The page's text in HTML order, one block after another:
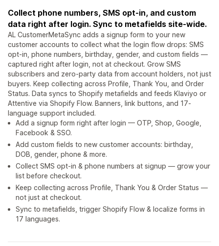
Collect phone numbers, SMS opt-in, and custom
data right after login. Sync to metafields site-wide.
AL CustomerMetaSync adds a signup form to your new
customer accounts to collect what the login flow drops: SMS
opt-in, phone numbers, birthday, gender, and custom fields —
captured right after login, not at checkout. Grow SMS
subscribers and zero-party data from account holders, not just
buyers. Keep collecting across Profile, Thank You, and Order
Status. Data syncs to Shopify metafields and feeds Klaviyo or
Attentive via Shopify Flow. Banners, link buttons, and 17-
language support included.
Add a signup form right after login — OTP, Shop, Google,
Facebook & SSO.
Add custom fields to new customer accounts: birthday,
DOB, gender, phone & more.
Collect SMS opt-in & phone numbers at signup — grow your
list before checkout.
Keep collecting across Profile, Thank You & Order Status —
not just at checkout.
Sync to metafields, trigger Shopify Flow & localize forms in
17 languages.